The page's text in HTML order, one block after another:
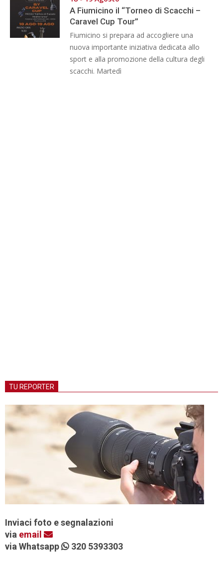
A Fiumicino il “Torneo di Scacchi –
Caravel Cup Tour”
Fiumicino si prepara ad accogliere una
nuova importante iniziativa dedicata allo
sport e alla promozione della cultura degli
scacchi. Martedì
TU REPORTER
Inviaci foto e segnalazioni
via email
via Whatsapp
320 5393303